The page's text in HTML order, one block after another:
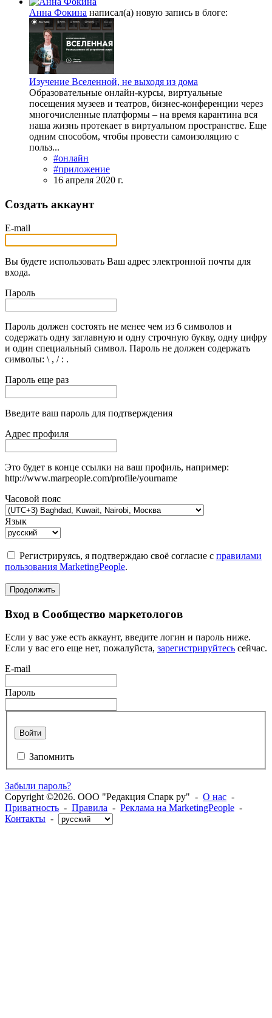
Анна Фокина написал(а) новую запись в блоге:
Изучение Вселенной, не выходя из дома
Образовательные онлайн-курсы, виртуальные
посещения музеев и театров, бизнес-конференции через
многочисленные платформы – на время карантина вся
наша жизнь протекает в виртуальном пространстве. Еще
одним способом, чтобы провести самоизоляцию с
польз...
#онлайн
#приложение
16 апреля 2020 г.
Создать аккаунт
E-mail
Вы будете использовать Ваш адрес электронной почты для
входа.
Пароль
Пароль должен состоять не менее чем из 6 символов и
содержать одну заглавную и одну строчную букву, одну цифру
и один специальный символ. Пароль не должен содержать
символы: \ , / : .
Пароль еще раз
Введите ваш пароль для подтверждения
Адрес профиля
Это будет в конце ссылки на ваш профиль, например:
http://www.marpeople.com/profile/yourname
Часовой пояс
Язык
Регистрируясь, я подтверждаю своё согласие с правилами
пользования MarketingPeople.
Продолжить
Вход в Сообщество маркетологов
Если у вас уже есть аккаунт, введите логин и пароль ниже.
Если у вас его еще нет, пожалуйста, зарегистрируйтесь сейчас.
E-mail
Пароль
Войти
Запомнить
Забыли пароль?
Copyright ©2026. ООО "Редакция Спарк ру" - О нас -
Приватность - Правила - Реклама на MarketingPeople -
Контакты -